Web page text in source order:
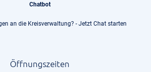
Chatbot
an die Kreisverwaltung? - Jetzt Chat starten
Öffnungszeiten